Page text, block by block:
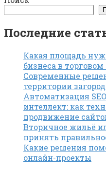
Последние
Какая площадь
бизнеса в торговом
Современные
территории
Автоматизация
интеллект: как
продвижение
Вторичное жильё
принять
Какие решения
онлайн-проекты